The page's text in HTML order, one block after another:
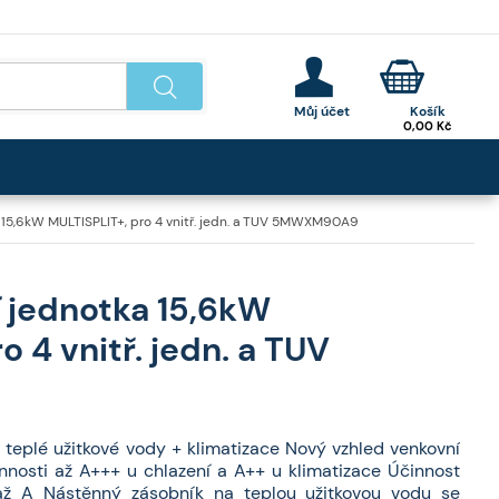
15,6kW
4 vnitř. jedn. a TUV
užitkové vody + klimatizace Nový vzhled venkovní
až A+++ u chlazení a A++ u klimatizace Účinnost
A Nástěnný zásobník na teplou užitkovou vodu se
0,00 Kč
MULTISPLIT+, pro 4 vnitř. jedn. a TUV 5MWXM90A9